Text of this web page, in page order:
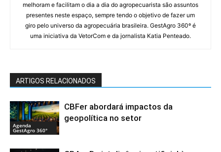
melhoram e facilitam o dia a dia do agropecuarista são assuntos
presentes neste espaço, sempre tendo o objetivo de fazer um
giro pelo universo da agropecuária brasileira. GestAgro 360º é
uma iniciativa da VetorCom e da jornalista Katia Penteado.
ARTIGOS RELACIONADOS
Agenda
GestAgro 360°
CBFer abordará impactos da
geopolítica no setor